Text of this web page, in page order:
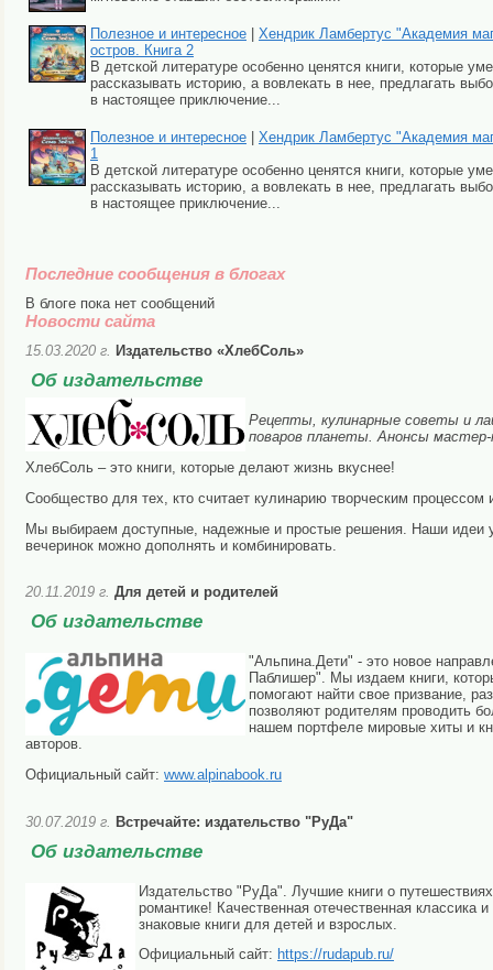
Полезное и интересное
Хендрик Ламбертус "Академия
остров. Книга 2
В детской литературе особенно ценятся книги, которые
рассказывать историю, а вовлекать в нее, предлагать
в настоящее приключение...
Полезное и интересное
Хендрик Ламбертус "Академия
1
В детской литературе особенно ценятся книги, которые
рассказывать историю, а вовлекать в нее, предлагать
в настоящее приключение...
Последние сообщения в блогах
В блоге пока нет сообщений
Новости сайта
15.03.2020 г. Издательство «ХлебСоль»
Об издательстве
Рецепты, кулинарные советы и
поваров планеты. Анонсы мастер-
ХлебСоль – это книги, которые делают жизнь вкуснее!
Сообщество для тех, кто считает кулинарию творческим
Мы выбираем доступные, надежные и простые решения. Наши идеи
вечеринок можно дополнять и комбинировать.
20.11.2019 г. Для детей и родителей
Об издательстве
"Альпина.Дети" - это новое
Паблишер". Мы издаем книги,
помогают найти свое призвание,
позволяют родителям проводить
нашем портфеле мировые хиты и
авторов.
Официальный сайт: www.alpinabook.ru
30.07.2019 г. Встречайте: издательство "РуДа"
Об издательстве
Издательство "РуДа". Лучшие книги о
романтике! Качественная отечественная
знаковые книги для детей и взрослых.
Официальный сайт: https://rudapub.ru/